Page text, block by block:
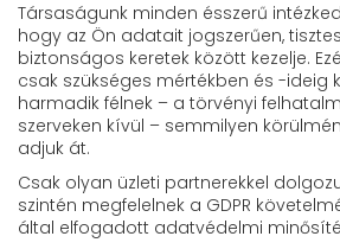
Társaságunk minden ésszerű
hogy az Ön adatait jogszerűen,
biztonságos keretek között kezelje.
csak szükséges mértékben és -ideig
harmadik félnek – a törvényi
szerveken kívül – semmilyen
adjuk át.
Csak olyan üzleti partnerekkel
szintén megfelelnek a GDPR
által elfogadott adatvédelmi